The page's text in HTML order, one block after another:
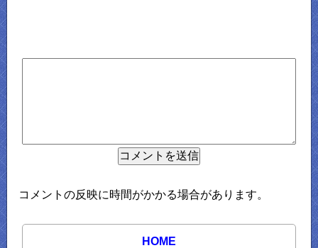
コメントの反映に時間がかかる場合があります。
HOME